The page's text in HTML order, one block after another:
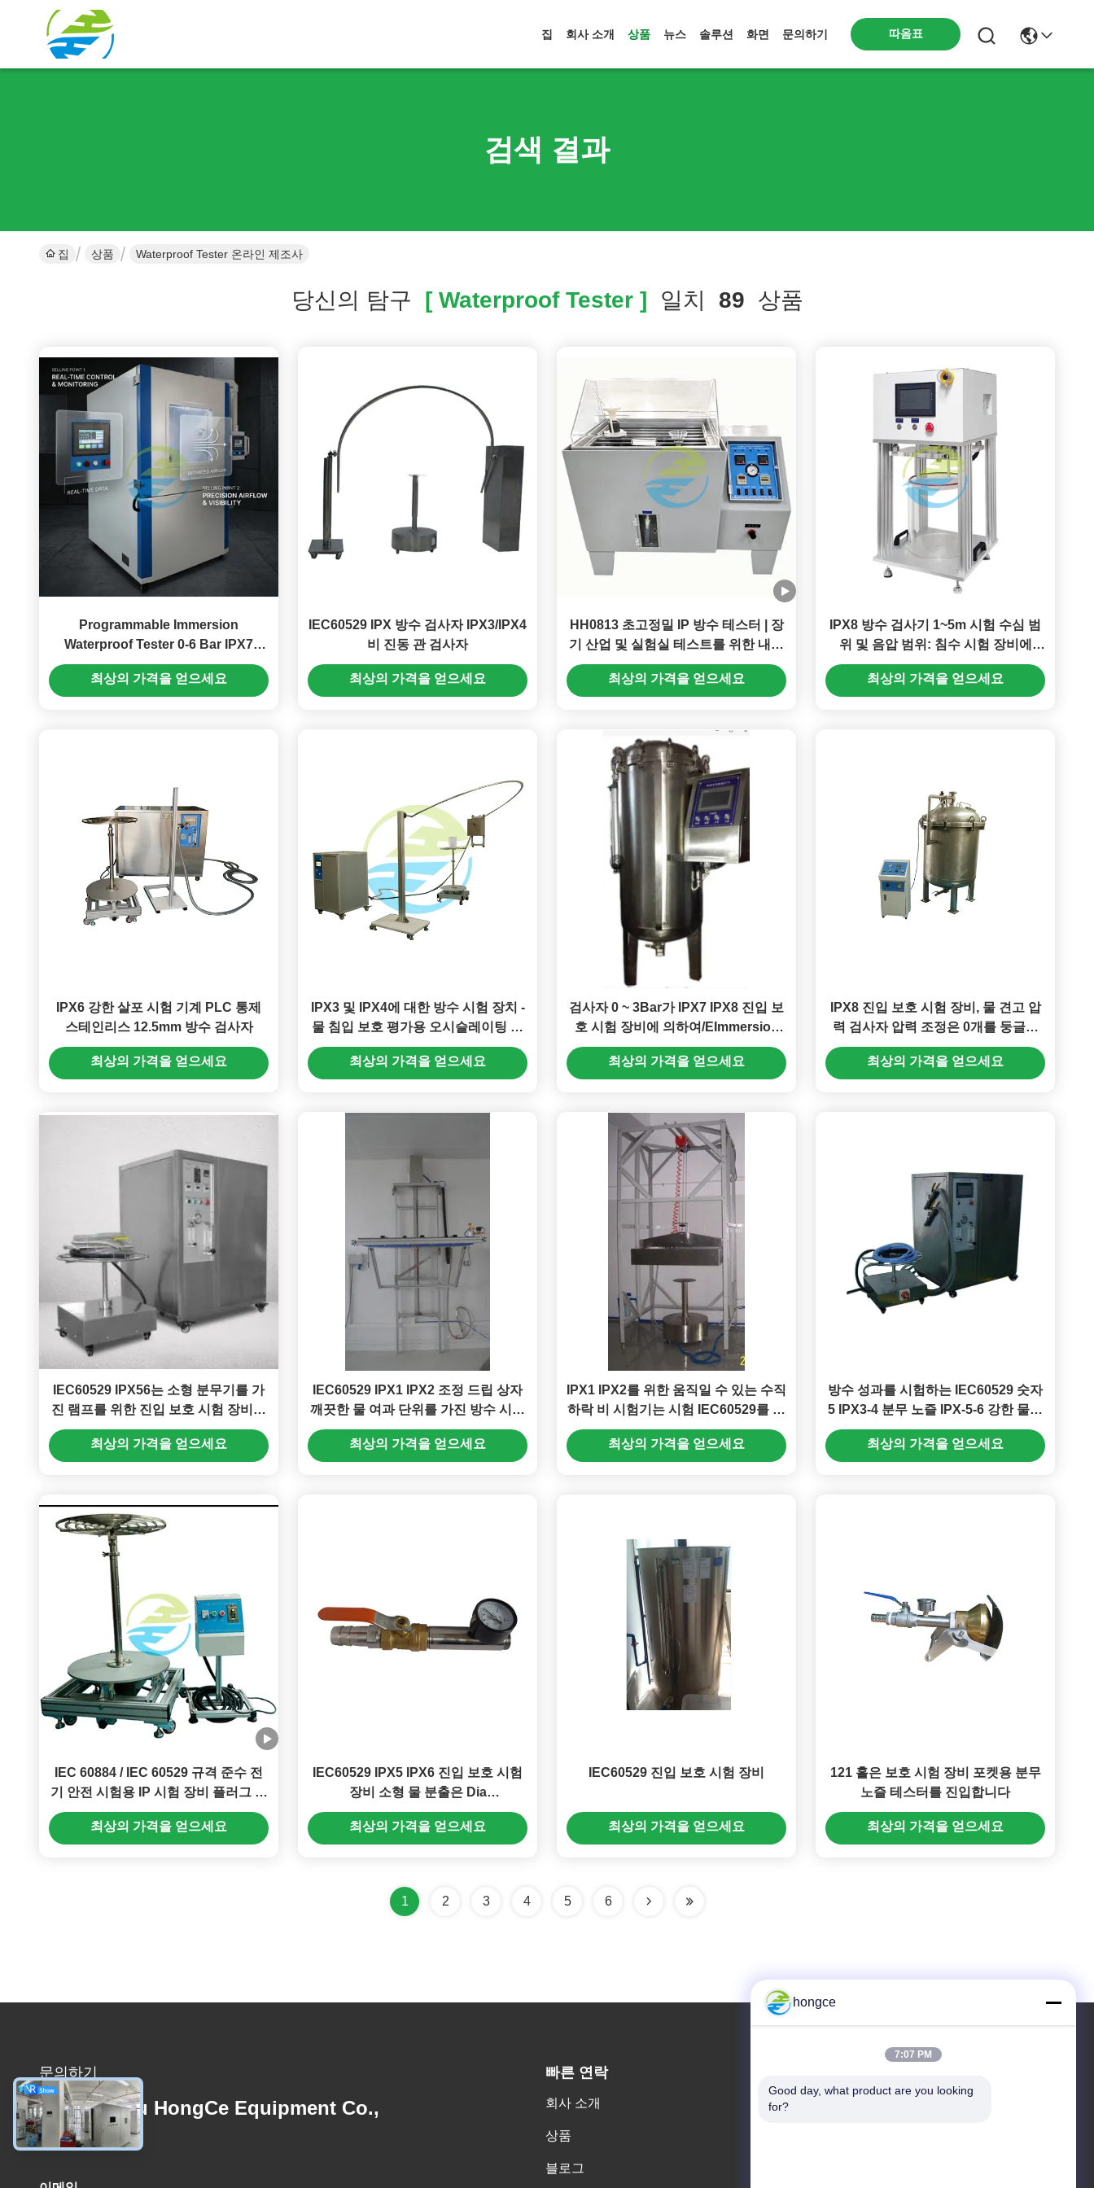
집 회사 소개 상품 뉴스 솔루션 화면 문의하기 따옴표
검색 결과
집 상품 Waterproof Tester 온라인 제조사
당신의 탐구 [ Waterproof Tester ] 일치 89 상품
Programmable Immersion
Waterproof Tester 0-6 Bar IPX7
IPX8 Test Equipment 0-99min Timer
for Electronic Enclosures
최상의 가격을 얻으세요
IEC60529 IPX 방수 검사자 IPX3/IPX4
비 진동 관 검사자
최상의 가격을 얻으세요
HH0813 초고정밀 IP 방수 테스터 | 장
기 산업 및 실험실 테스트를 위한 내구
성 있는 장비
최상의 가격을 얻으세요
IPX8 방수 검사기 1~5m 시험 수심 범
위 및 음압 범위: 침수 시험 장비에
-50~0KPA
최상의 가격을 얻으세요
IPX6 강한 살포 시험 기계 PLC 통제
스테인리스 12.5mm 방수 검사자
최상의 가격을 얻으세요
IPX3 및 IPX4에 대한 방수 시험 장치 -
물 침입 보호 평가용 오시슬레이팅 튜
브 장비
최상의 가격을 얻으세요
검사자 0 ~ 3Bar가 IPX7 IPX8 진입 보
호 시험 장비에 의하여/EImmersion
및 물 견고는 압력을 가합니다
최상의 가격을 얻으세요
IPX8 진입 보호 시험 장비, 물 견고 압
력 검사자 압력 조정은 0개를 둥글게
되었습니다 ~ 6bar
최상의 가격을 얻으세요
IEC60529 IPX56는 소형 분무기를 가
진 램프를 위한 진입 보호 시험 장비를
방수 처리합니다
최상의 가격을 얻으세요
IEC60529 IPX1 IPX2 조정 드립 상자
깨끗한 물 여과 단위를 가진 방수 시험
기
최상의 가격을 얻으세요
IPX1 IPX2를 위한 움직일 수 있는 수직
하락 비 시험기는 시험 IEC60529를 방
수 처리합니다
최상의 가격을 얻으세요
방수 성과를 시험하는 IEC60529 숫자
5 IPX3-4 분무 노즐 IPX-5-6 강한 물분
사 시험 장비
최상의 가격을 얻으세요
IEC 60884 / IEC 60529 규격 준수 전
기 안전 시험용 IP 시험 장비 플러그 핀
유지력 시험기
최상의 가격을 얻으세요
IEC60529 IPX5 IPX6 진입 보호 시험
장비 소형 물 분출은 Dia
6.3mm/12.5mm를 Nozzles
최상의 가격을 얻으세요
IEC60529 진입 보호 시험 장비
최상의 가격을 얻으세요
121 홀은 보호 시험 장비 포켓용 분무
노즐 테스터를 진입합니다
최상의 가격을 얻으세요
1 2 3 4 5 6
문의하기
Guangzhou HongCe Equipment Co.,
Ltd.
빠른 연락
회사 소개
상품
블로그
청원하세요 :
hongce
7:07 PM
Good day, what product are you looking
for?